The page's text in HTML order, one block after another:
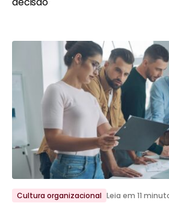
Cultura organizacional Leia em 11